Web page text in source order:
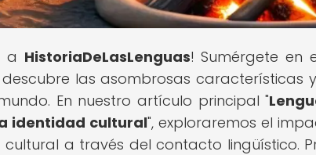
a HistoriaDeLasLenguas! Sumérgete en
las asombrosas características
En nuestro artículo principal "
identidad cultural", exploraremos el
a través del contacto lingüístico.